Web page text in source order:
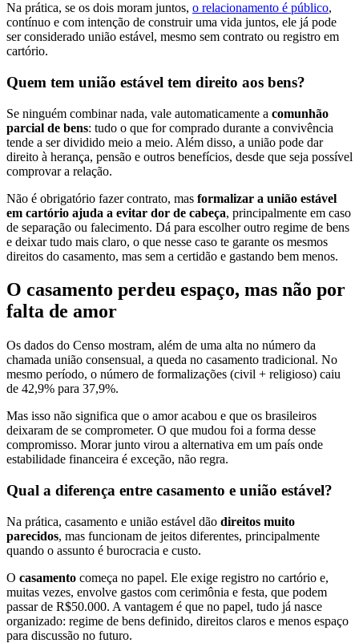
Na prática, se os dois moram juntos, o relacionamento é público,
contínuo e com intenção de construir uma vida juntos, ele já pode
ser considerado união estável, mesmo sem contrato ou registro em
cartório.
Quem tem união estável tem direito aos bens?
Se ninguém combinar nada, vale automaticamente a comunhão
parcial de bens: tudo o que for comprado durante a convivência
tende a ser dividido meio a meio. Além disso, a união pode dar
direito à herança, pensão e outros benefícios, desde que seja possível
comprovar a relação.
Não é obrigatório fazer contrato, mas formalizar a união estável
em cartório ajuda a evitar dor de cabeça, principalmente em caso
de separação ou falecimento. Dá para escolher outro regime de bens
e deixar tudo mais claro, o que nesse caso te garante os mesmos
direitos do casamento, mas sem a certidão e gastando bem menos.
O casamento perdeu espaço, mas não por
falta de amor
Os dados do Censo mostram, além de uma alta no número da
chamada união consensual, a queda no casamento tradicional. No
mesmo período, o número de formalizações (civil + religioso) caiu
de 42,9% para 37,9%.
Mas isso não significa que o amor acabou e que os brasileiros
deixaram de se comprometer. O que mudou foi a forma desse
compromisso. Morar junto virou a alternativa em um país onde
estabilidade financeira é exceção, não regra.
Qual a diferença entre casamento e união estável?
Na prática, casamento e união estável dão direitos muito
parecidos, mas funcionam de jeitos diferentes, principalmente
quando o assunto é burocracia e custo.
O casamento começa no papel. Ele exige registro no cartório e,
muitas vezes, envolve gastos com cerimônia e festa, que podem
passar de R$50.000. A vantagem é que no papel, tudo já nasce
organizado: regime de bens definido, direitos claros e menos espaço
para discussão no futuro.